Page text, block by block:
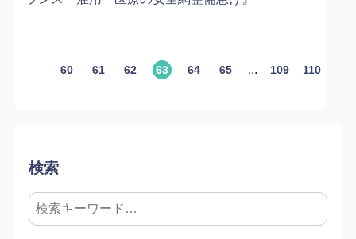
60 61 62 63 64 65 ... 109 110
検索